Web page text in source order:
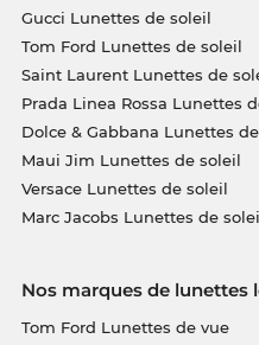
Gucci Lunettes de soleil
Tom Ford Lunettes de soleil
Saint Laurent Lunettes de
Prada Linea Rossa Lunettes
Dolce & Gabbana Lunettes
Maui Jim Lunettes de soleil
Versace Lunettes de soleil
Marc Jacobs Lunettes de
Nos marques de lunettes
Tom Ford Lunettes de vue